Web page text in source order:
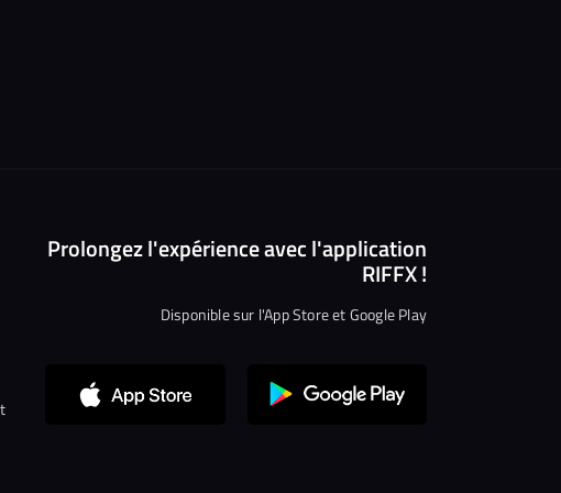
Prolongez l'expérience avec l'application
RIFFX !
Disponible sur l'App Store et Google Play